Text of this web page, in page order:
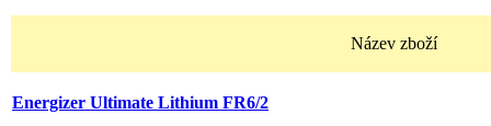
Název zboží
Energizer Ultimate Lithium FR6/2